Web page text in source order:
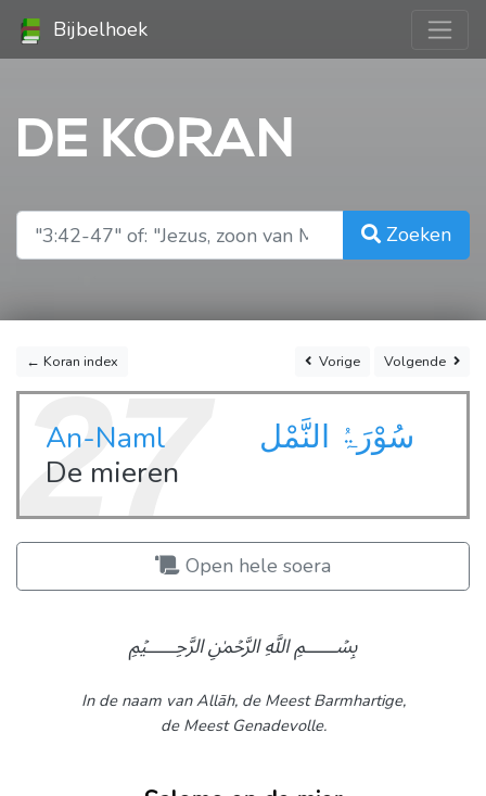
Bijbelhoek
DE KORAN
Zoeken
← Koran index Vorige Volgende
27
An-Naml
De mieren
سُوْرَۃُ النَّمْل
Open hele soera
In de naam van Allāh, de Meest Barmhartige,
de Meest Genadevolle.
﷽